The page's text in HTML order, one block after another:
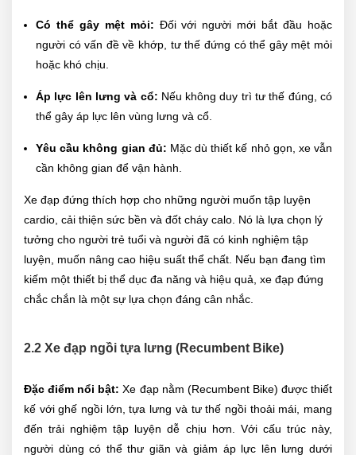
Có thể gây mệt mỏi: Đối với người mới bắt đầu hoặc
người có vấn đề về khớp, tư thế đứng có thể gây mệt mỏi
hoặc khó chịu.
Áp lực lên lưng và cổ: Nếu không duy trì tư thế đúng, có
thể gây áp lực lên vùng lưng và cổ.
Yêu cầu không gian đủ: Mặc dù thiết kế nhỏ gọn, xe vẫn
cần không gian để vận hành.
Xe đạp đứng thích hợp cho những người muốn tập luyện
cardio, cải thiện sức bền và đốt cháy calo. Nó là lựa chọn lý
tưởng cho người trẻ tuổi và người đã có kinh nghiệm tập
luyện, muốn nâng cao hiệu suất thể chất. Nếu bạn đang tìm
kiếm một thiết bị thể dục đa năng và hiệu quả, xe đạp đứng
chắc chắn là một sự lựa chọn đáng cân nhắc.
2.2 Xe đạp ngồi tựa lưng (Recumbent Bike)
Đặc điểm nổi bật: Xe đạp nằm (Recumbent Bike) được thiết
kế với ghế ngồi lớn, tựa lưng và tư thế ngồi thoải mái, mang
đến trải nghiệm tập luyện dễ chịu hơn. Với cấu trúc này,
người dùng có thể thư giãn và giảm áp lực lên lưng dưới